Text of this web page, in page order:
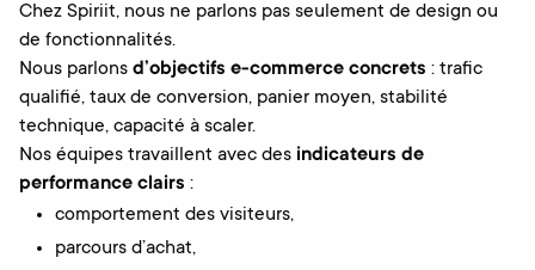
Chez Spiriit, nous ne parlons pas seulement de design ou
de fonctionnalités.
Nous parlons d’objectifs e-commerce concrets : trafic
qualifié, taux de conversion, panier moyen, stabilité
technique, capacité à scaler.
Nos équipes travaillent avec des indicateurs de
performance clairs :
comportement des visiteurs,
parcours d’achat,